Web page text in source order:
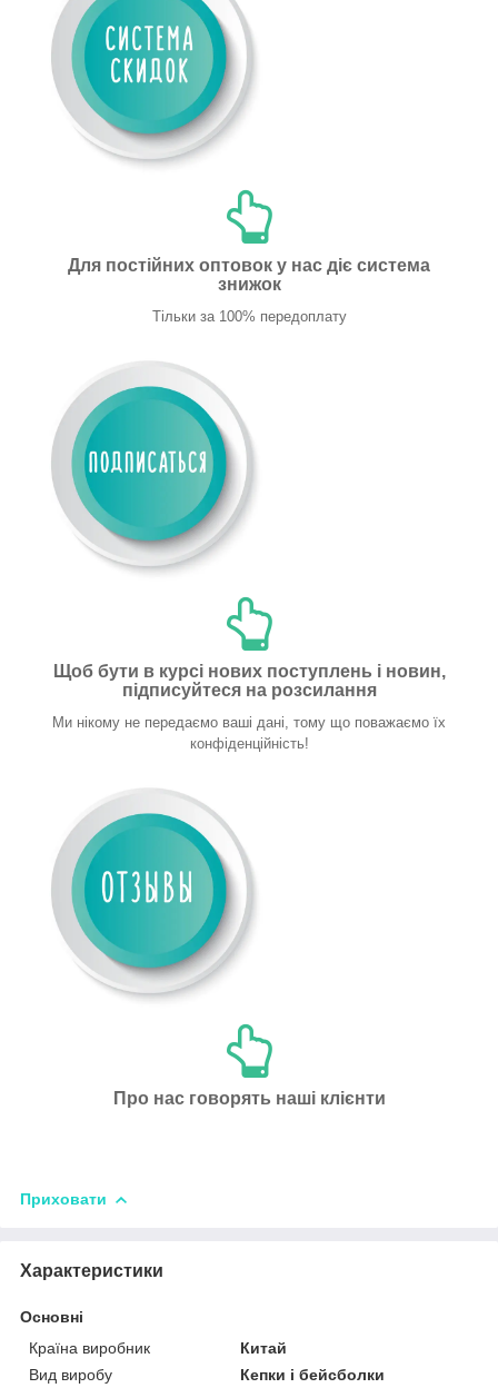
Для постійних оптовок у нас діє система
знижок
Тільки за 100% передоплату
Щоб бути в курсі нових поступлень і новин,
підписуйтеся на розсилання
Ми нікому не передаємо ваші дані, тому що поважаємо їх
конфіденційність!
Про нас говорять наші клієнти
Приховати
Характеристики
Основні
Країна виробник
Китай
Вид виробу
Кепки і бейсболки